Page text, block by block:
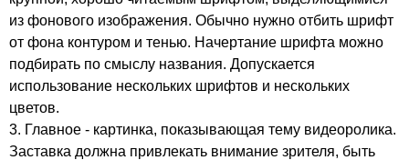
из фонового изображения. Обычно нужно отбить шрифт
от фона контуром и тенью. Начертание шрифта можно
подбирать по смыслу названия. Допускается
использование нескольких шрифтов и нескольких
цветов.
3. Главное - картинка, показывающая тему видеоролика.
Заставка должна привлекать внимание зрителя, быть